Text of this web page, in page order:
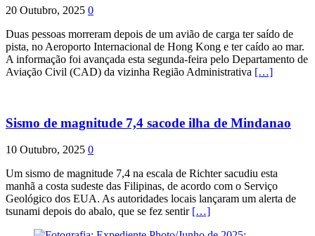
20 Outubro, 2025 0
Duas pessoas morreram depois de um avião de carga ter saído de
pista, no Aeroporto Internacional de Hong Kong e ter caído ao mar.
A informação foi avançada esta segunda-feira pelo Departamento de
Aviação Civil (CAD) da vizinha Região Administrativa […]
Sismo de magnitude 7,4 sacode ilha de Mindanao
10 Outubro, 2025 0
Um sismo de magnitude 7,4 na escala de Richter sacudiu esta
manhã a costa sudeste das Filipinas, de acordo com o Serviço
Geológico dos EUA. As autoridades locais lançaram um alerta de
tsunami depois do abalo, que se fez sentir […]